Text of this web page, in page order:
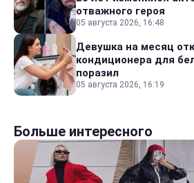
отважного героя
05 августа 2026, 16:48
Девушка на месяц
кондиционера для
поразил
05 августа 2026, 16:19
Больше интересного